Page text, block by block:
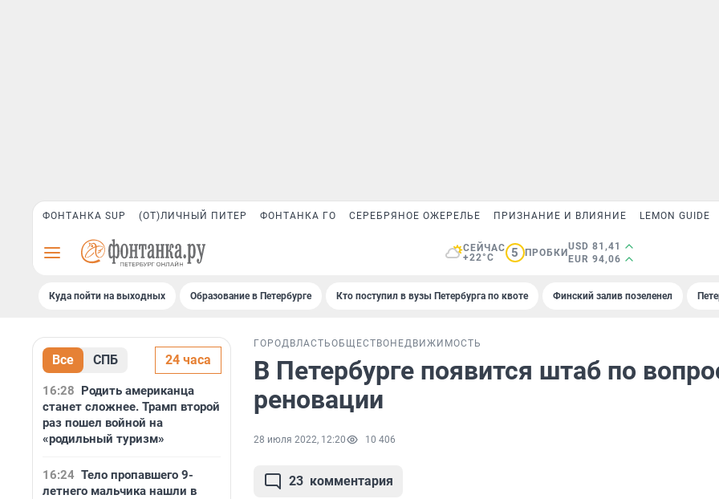
ФОНТАНКА SUP (ОТ)ЛИЧНЫЙ ПИТЕР ФОНТАНКА ГО СЕРЕБРЯНОЕ ОЖЕРЕЛЬЕ ПРИЗНАНИЕ И ВЛИЯНИЕ LEMON GUIDE
СЕЙЧАС
+22°C
5 ПРОБКИ
USD 81,41
EUR 94,06
Куда пойти на выходных Образование в Петербурге Кто поступил в вузы Петербурга по квоте Финский залив позеленел
Все СПБ 24 часа
16:28 Родить американца
станет сложнее. Трамп второй
раз пошел войной на
«родильный туризм»
16:24 Тело пропавшего 9-
летнего мальчика нашли в
ГОРОД ВЛАСТЬОБЩЕСТВО НЕДВИЖИМОСТЬ
В Петербурге появится штаб по
реновации
28 июля 2022, 12:20 10 406
23 комментария